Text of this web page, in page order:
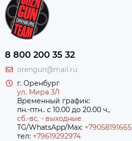
8 800 200 35 32
orengun@mail.ru
г. Оренбург
ул. Мира 3/1
Временный график:
пн.-птн.. с 10.00 до 20.00 ч.,
сб.-вс. - выходные
TG/WhatsApp/Max: +79058191665
тел: +79619292974